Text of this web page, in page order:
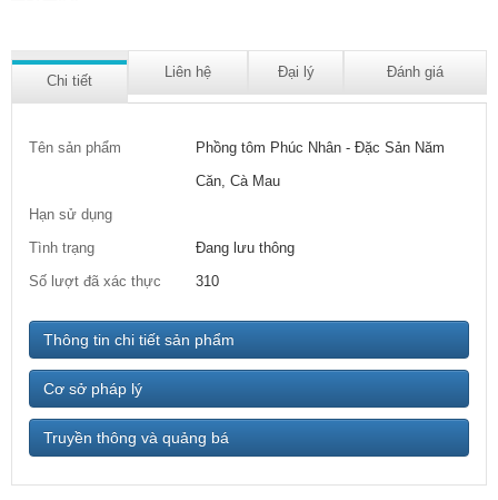
Chi tiết
Liên hệ Đại lý Đánh giá
Tên sản phẩm
Phồng tôm Phúc Nhân - Đặc Sản Năm
Căn, Cà Mau
Hạn sử dụng
Tình trạng
Đang lưu thông
Số lượt đã xác thực
310
Thông tin chi tiết sản phẩm
Cơ sở pháp lý
Truyền thông và quảng bá